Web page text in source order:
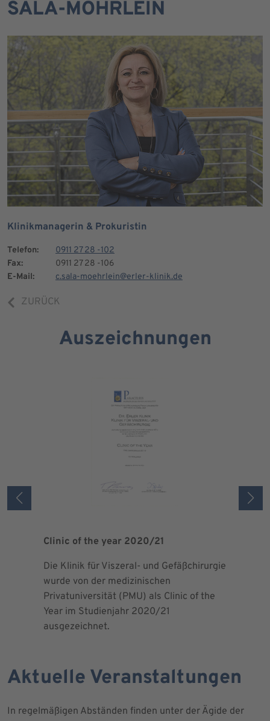
SALA-MÖHRLEIN
Klinikmanagerin & Prokuristin
Telefon:
0911 27 28 -102
Fax:
0911 27 28 -106
E-Mail:
c.sala-moehrlein@erler-klinik.de
ZURÜCK
Auszeichnungen
Clinic of the year 2020/21
Die Klinik für Viszeral- und Gefäßchirurgie
wurde von der medizinischen
Privatuniversität (PMU) als Clinic of the
Year im Studienjahr 2020/21
ausgezeichnet.
Aktuelle Veranstaltungen
In regelmäßigen Abständen finden unter der Ägide der